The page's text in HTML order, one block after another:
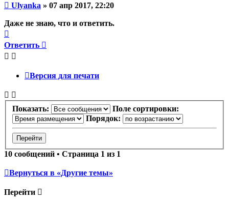
Непрочитанное
сообщение
Ulyanka » 07 апр 2017, 22:20
Даже не знаю, что и ответить.
к
началу
Ответить
Версия для печати
Показать:
Поле сортировки:
Порядок:
10 сообщений • Страница 1 из 1
Вернуться в «Другие темы»
Перейти